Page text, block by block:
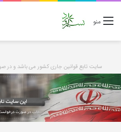
منو
سایت تابع قوانین جاری کشور می باشد و